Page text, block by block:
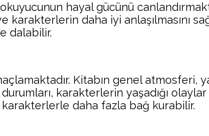
hayal gücünü
daha iyi anlaşılmasını
dalabilir.
Kitabın genel atmosferi,
karakterlerin yaşadığı
karakterlerle daha fazla bağ kurabilir.